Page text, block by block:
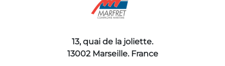
13, quai de la joliette.
13002 Marseille. France